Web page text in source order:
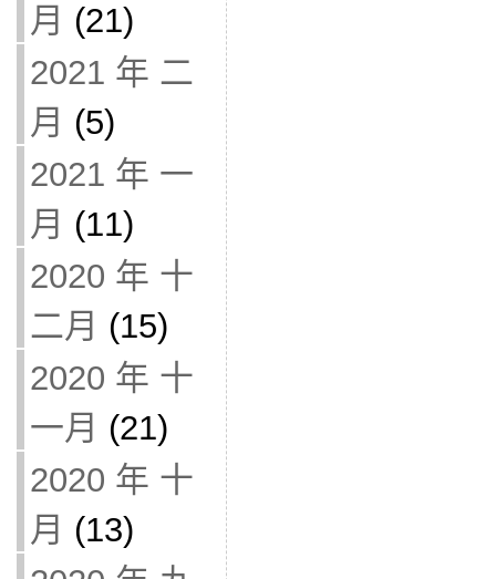
月 (21)
2021 年 二
月 (5)
2021 年 一
月 (11)
2020 年 十
二月 (15)
2020 年 十
一月 (21)
2020 年 十
月 (13)